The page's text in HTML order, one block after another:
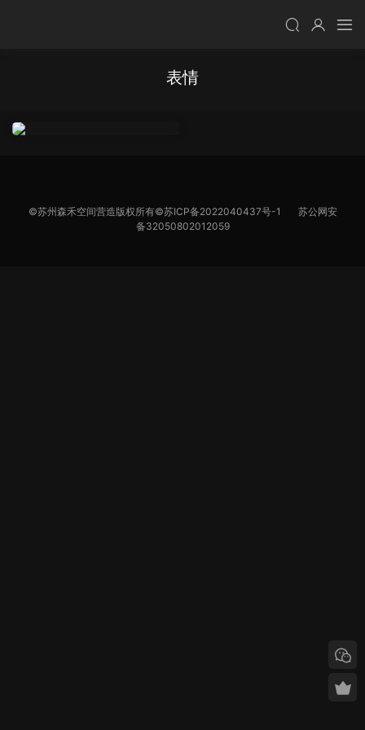
表情
©苏州森禾空间营造版权所有©苏ICP备2022040437号-1
苏公网安
备32050802012059